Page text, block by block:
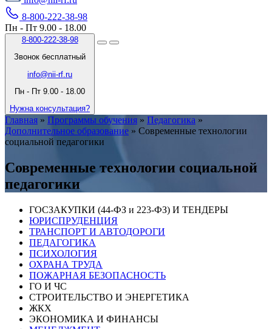
8-800-222-38-98
Пн - Пт 9.00 - 18.00
8-800-222-38-98
Звонок бесплатный
info@nii-rf.ru
Пн - Пт 9.00 - 18.00
Нужна консультация?
Главная » Программы обучения » Педагогика »
Дополнительное образование » Современные технологии
социальной педагогики
Современные технологии социальной
педагогики
ГОСЗАКУПКИ (44-ФЗ и 223-ФЗ) И ТЕНДЕРЫ
ЮРИСПРУДЕНЦИЯ
ТРАНСПОРТ И АВТОДОРОГИ
ПЕДАГОГИКА
ПСИХОЛОГИЯ
ОХРАНА ТРУДА
ПОЖАРНАЯ БЕЗОПАСНОСТЬ
ГО И ЧС
СТРОИТЕЛЬСТВО И ЭНЕРГЕТИКА
ЖКХ
ЭКОНОМИКА И ФИНАНСЫ